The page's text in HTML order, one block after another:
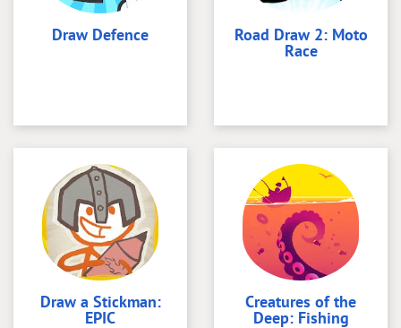
Draw Defence Road Draw 2: Moto
Race
Draw a Stickman:
EPIC
Creatures of the
Deep: Fishing